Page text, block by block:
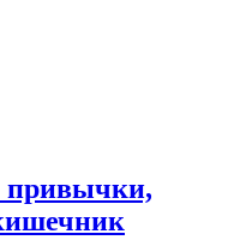
привычки,